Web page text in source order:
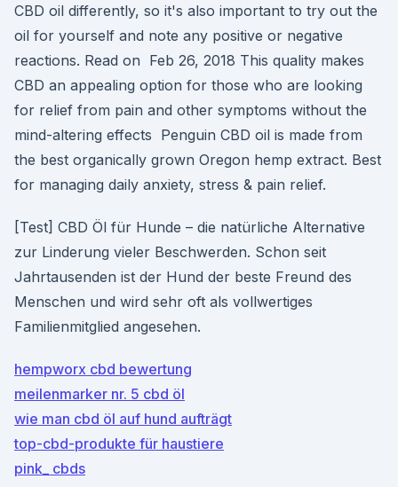
CBD oil differently, so it's also important to try out the
oil for yourself and note any positive or negative
reactions. Read on Feb 26, 2018 This quality makes
CBD an appealing option for those who are looking
for relief from pain and other symptoms without the
mind-altering effects Penguin CBD oil is made from
the best organically grown Oregon hemp extract. Best
for managing daily anxiety, stress & pain relief.
[Test] CBD Öl für Hunde – die natürliche Alternative
zur Linderung vieler Beschwerden. Schon seit
Jahrtausenden ist der Hund der beste Freund des
Menschen und wird sehr oft als vollwertiges
Familienmitglied angesehen.
hempworx cbd bewertung
meilenmarker nr. 5 cbd öl
wie man cbd öl auf hund aufträgt
top-cbd-produkte für haustiere
pink_ cbds